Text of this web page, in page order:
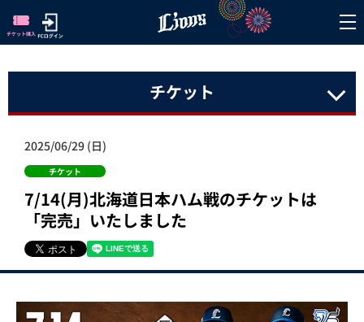
チケット
2025/06/29 (日)
チケット
7/14(月)北海道日本ハム戦のチケットは
「完売」いたしました